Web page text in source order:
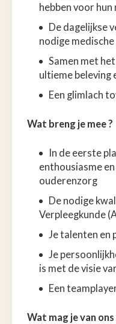
hebben voor hun
De dagelijkse
nodige
Samen met
ultieme beleving
Een glimlach
Wat breng je mee ?
In de eerste
enthousiasme
ouderenzorg
De nodige
Verpleegkunde
Je talenten en
Je
is met de visie
Een
Wat mag je van